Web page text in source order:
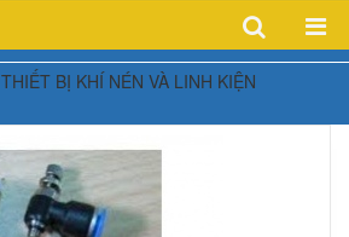
THIẾT BỊ KHÍ NÉN VÀ LINH KIỆN